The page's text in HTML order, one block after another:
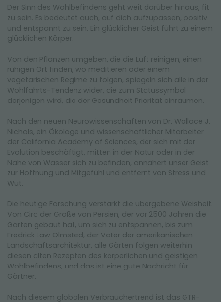
Der Sinn des Wohlbefindens geht weit darüber hinaus, fit
zu sein. Es bedeutet auch, auf dich aufzupassen, positiv
und entspannt zu sein. Ein glücklicher Geist führt zu einem
glücklichen Körper.
Von den Pflanzen umgeben, die die Luft reinigen, einen
ruhigen Ort finden, wo meditieren oder einem
vegetarischen Regime zu folgen, spiegeln sich alle in der
Wohlfahrts-Tendenz wider, die zum Statussymbol
derjenigen wird, die der Gesundheit Priorität einräumen.
Nach den neuen Neurowissenschaften von Dr. Wallace J.
Nichols, ein Ökologe und wissenschaftlicher Mitarbeiter
der California Academy of Sciences, der sich mit der
Evolution beschäftigt, mitten in der Natur oder in der
Nähe von Wasser sich zu befinden, annähert unser Geist
zur Hoffnung und Mitgefühl und entfernt von Stress und
Wut.
Die heutige Forschung verstärkt die übergebene Weisheit.
Von Ciro der Große von Persien, der vor 2500 Jahren die
Gärten gebaut hat, um sich zu entspannen, bis zum
Fredrick Law Olmsted, der Vater der amerikanischen
Landschaftsarchitektur, alle Gärten folgen weiterhin
diesen alten Rezepten des körperlichen und geistigen
Wohlbefindens, und das ist eine gute Nachricht für
Gärtner.
Nach diesem globalen Verbrauchertrend ist das GTR-